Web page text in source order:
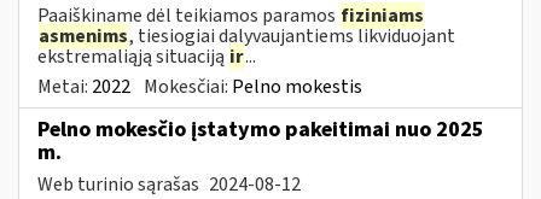
Paaiškiname dėl teikiamos paramos fiziniams
asmenims, tiesiogiai dalyvaujantiems likviduojant
ekstremaliąją situaciją ir...
Metai: 2022 Mokesčiai: Pelno mokestis
Pelno mokesčio įstatymo pakeitimai nuo 2025
m.
Web turinio sąrašas 2024-08-12